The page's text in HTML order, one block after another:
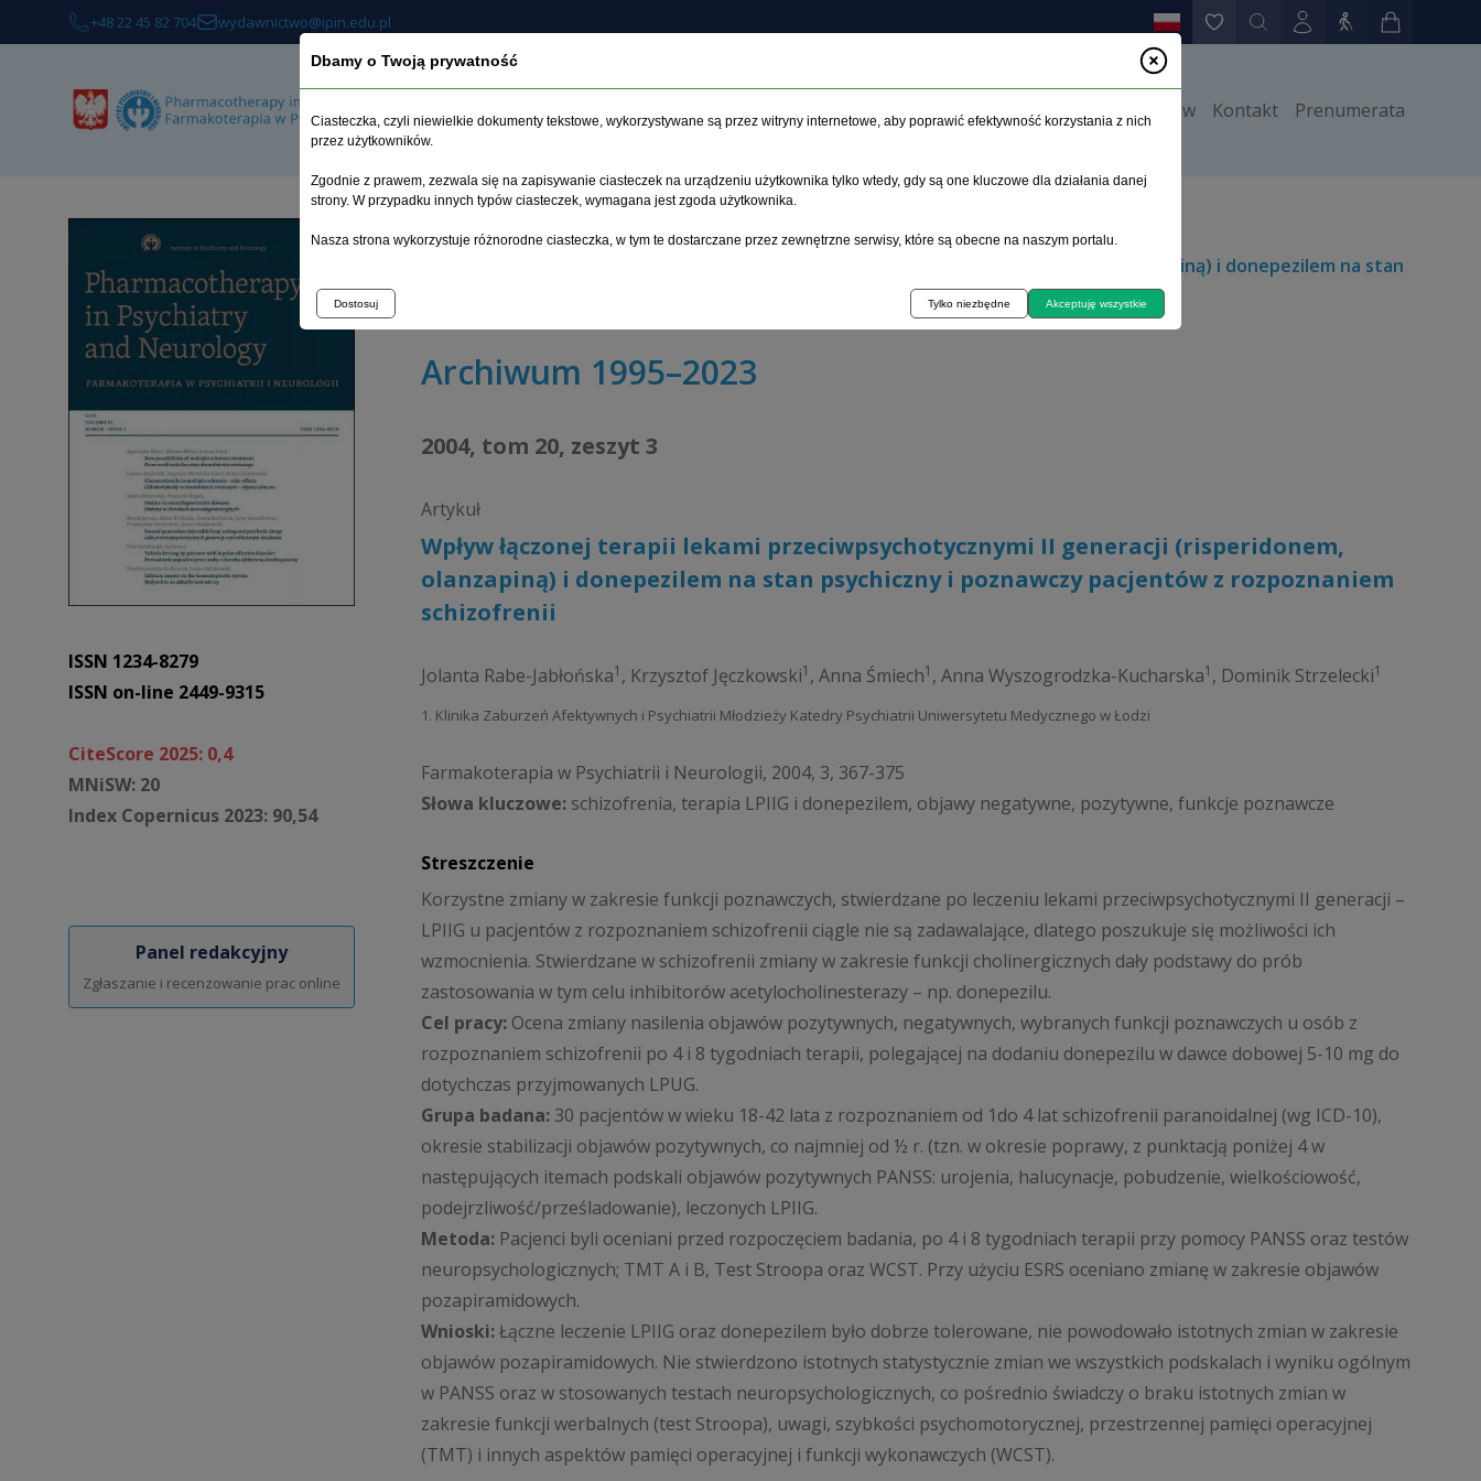
+48 22 45 82 704 wydawnictwo@ipin.edu.pl
O czasopiśmie Zeszyt aktualny Archiwum Artykuły Instrukcje dla autorów Kontakt Prenumerata
ISSN 1234-8279
ISSN on-line 2449-9315
CiteScore 2025: 0,4
MNiSW: 20
Index Copernicus 2023: 90,54
Panel redakcyjny
Zgłaszanie i recenzowanie prac online
Strona główna >Archiwum>zeszyt 3>
Wpływ łączonej terapii lekami przeciwpsychotycznymi II generacji (risperidonem, olanzapiną) i donepezilem na stan
psychiczny i poznawczy pacjentów z rozpoznaniem schizofrenii
Archiwum 1995–2023
2004, tom 20, zeszyt 3
Artykuł
Wpływ łączonej terapii lekami przeciwpsychotycznymi II generacji (risperidonem,
olanzapiną) i donepezilem na stan psychiczny i poznawczy pacjentów z rozpoznaniem
schizofrenii
Jolanta Rabe-Jabłońska1 , Krzysztof Jęczkowski1 , Anna Śmiech1 , Anna Wyszogrodzka-Kucharska1 , Dominik Strzelecki1
1. Klinika Zaburzeń Afektywnych i Psychiatrii Młodzieży Katedry Psychiatrii Uniwersytetu Medycznego w Łodzi
Farmakoterapia w Psychiatrii i Neurologii, 2004, 3, 367-375
Słowa kluczowe: schizofrenia, terapia LPIIG i donepezilem, objawy negatywne, pozytywne, funkcje poznawcze
Streszczenie
Korzystne zmiany w zakresie funkcji poznawczych, stwierdzane po leczeniu lekami przeciwpsychotycznymi II generacji –
LPIIG u pacjentów z rozpoznaniem schizofrenii ciągle nie są zadawalające, dlatego poszukuje się możliwości ich
wzmocnienia. Stwierdzane w schizofrenii zmiany w zakresie funkcji cholinergicznych dały podstawy do prób
zastosowania w tym celu inhibitorów acetylocholinesterazy – np. donepezilu.
Cel pracy: Ocena zmiany nasilenia objawów pozytywnych, negatywnych, wybranych funkcji poznawczych u osób z
rozpoznaniem schizofrenii po 4 i 8 tygodniach terapii, polegającej na dodaniu donepezilu w dawce dobowej 5-10 mg do
dotychczas przyjmowanych LPUG.
Grupa badana: 30 pacjentów w wieku 18-42 lata z rozpoznaniem od 1do 4 lat schizofrenii paranoidalnej (wg ICD-10),
okresie stabilizacji objawów pozytywnych, co najmniej od ½ r. (tzn. w okresie poprawy, z punktacją poniżej 4 w
następujących itemach podskali objawów pozytywnych PANSS: urojenia, halucynacje, pobudzenie, wielkościowość,
podejrzliwość/prześladowanie), leczonych LPIIG.
Metoda: Pacjenci byli oceniani przed rozpoczęciem badania, po 4 i 8 tygodniach terapii przy pomocy PANSS oraz testów
neuropsychologicznych; TMT A i B, Test Stroopa oraz WCST. Przy użyciu ESRS oceniano zmianę w zakresie objawów
pozapiramidowych.
Wnioski:Łączne leczenie LPIIG oraz donepezilem było dobrze tolerowane, nie powodowało istotnych zmian w zakresie
objawów pozapiramidowych. Nie stwierdzono istotnych statystycznie zmian we wszystkich podskalach i wyniku ogólnym
w PANSS oraz w stosowanych testach neuropsychologicznych, co pośrednio świadczy o braku istotnych zmian w
zakresie funkcji werbalnych (test Stroopa), uwagi, szybkości psychomotorycznej, przestrzennej pamięci operacyjnej
(TMT) i innych aspektów pamięci operacyjnej i funkcji wykonawczych (WCST).
Dbamy o Twoją prywatność
Ciasteczka, czyli niewielkie dokumenty tekstowe, wykorzystywane są przez witryny internetowe, aby poprawić efektywność korzystania z nich
przez użytkowników.
Zgodnie z prawem, zezwala się na zapisywanie ciasteczek na urządzeniu użytkownika tylko wtedy, gdy są one kluczowe dla działania danej
strony. W przypadku innych typów ciasteczek, wymagana jest zgoda użytkownika.
Nasza strona wykorzystuje różnorodne ciasteczka, w tym te dostarczane przez zewnętrzne serwisy, które są obecne na naszym portalu.
Dostosuj Tylko niezbędne Akceptuję wszystkie